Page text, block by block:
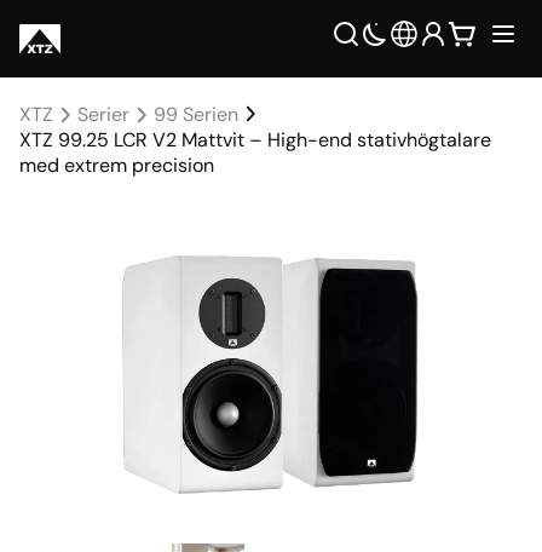
XTZ Serier
99 Serien
XTZ 99.25 LCR V2 Mattvit – High-end stativhögtalare
med extrem precision